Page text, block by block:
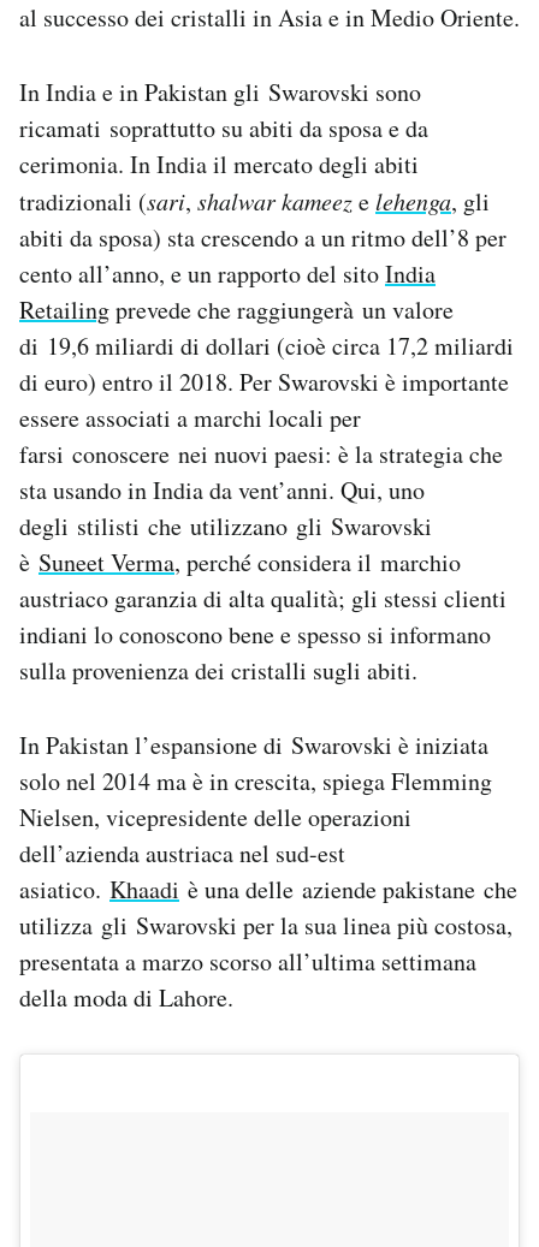
al successo dei cristalli in Asia e in Medio Oriente.
In India e in Pakistan gli Swarovski sono
ricamati soprattutto su abiti da sposa e da
cerimonia. In India il mercato degli abiti
tradizionali (sari, shalwar kameezelehenga, gli
abiti da sposa) sta crescendo a un ritmo dell’8 per
cento all’anno, e un rapporto del sitoIndia
Retailingprevede che raggiungerà un valore
di 19,6 miliardi di dollari (cioè circa 17,2 miliardi
di euro) entro il 2018. Per Swarovski è importante
essere associati a marchi locali per
farsi conoscere nei nuovi paesi: è la strategia che
sta usando in India da vent’anni. Qui, uno
degli stilisti che utilizzano gli Swarovski
è Suneet Verma, perché considera il marchio
austriaco garanzia di alta qualità; gli stessi clienti
indiani lo conoscono bene e spesso si informano
sulla provenienza dei cristalli sugli abiti.
In Pakistan l’espansione di Swarovski è iniziata
solo nel 2014 ma è in crescita, spiega Flemming
Nielsen, vicepresidente delle operazioni
dell’azienda austriaca nel sud-est
asiatico. Khaadi è una delle aziende pakistane che
utilizza gli Swarovski per la sua linea più costosa,
presentata a marzo scorso all’ultima settimana
della moda di Lahore.